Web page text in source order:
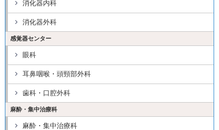
消化器内科
消化器外科
感覚器センター
眼科
耳鼻咽喉・頭頸部外科
歯科・口腔外科
麻酔・集中治療科
麻酔・集中治療科